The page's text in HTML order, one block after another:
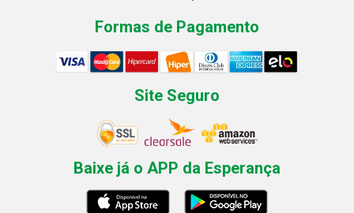
Formas de Pagamento
Site Seguro
Baixe já o APP da Esperança